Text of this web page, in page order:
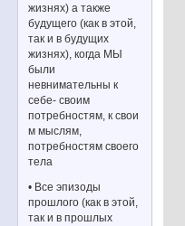
жизнях) а также
будущего (как в этой,
так и в будущих
жизнях), когда МЫ
были
невнимательны к
себе- своим
потребностям, к свои
м мыслям,
потребностям своего
тела
• Все эпизоды
прошлого (как в этой,
так и в прошлых